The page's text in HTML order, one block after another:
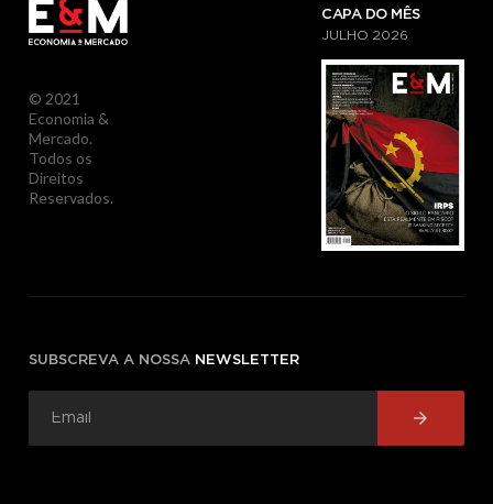
© 2021
Economia &
Mercado.
Todos os
Direitos
Reservados.
CAPA DO MÊS
JULHO 2026
SUBSCREVA A NOSSA NEWSLETTER